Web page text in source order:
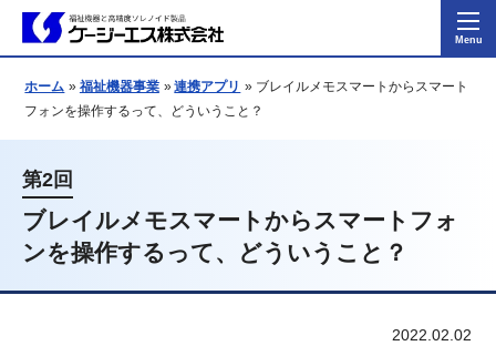
ホーム 福祉機器事業 連携アプリ
ブレイルメモスマートからスマート
フォンを操作するって、どういうこと？
第2回
ブレイルメモスマートからスマートフォ
ンを操作するって、どういうこと？
2022.02.02